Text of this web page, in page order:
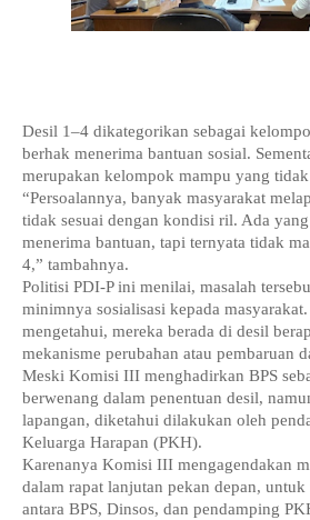
Desil 1–4 dikategorikan sebagai
berhak menerima bantuan sosial.
merupakan kelompok mampu yang tidak
“Persoalannya, banyak masyarakat
tidak sesuai dengan kondisi ril. Ada
menerima bantuan, tapi ternyata tidak
4,” tambahnya.
Politisi PDI-P ini menilai, masalah
minimnya sosialisasi kepada
mengetahui, mereka berada di desil
mekanisme perubahan atau pembaruan
Meski Komisi III menghadirkan BPS
berwenang dalam penentuan desil,
lapangan, diketahui dilakukan oleh
Keluarga Harapan (PKH).
Karenanya Komisi III mengagendakan
dalam rapat lanjutan pekan depan, untuk
antara BPS, Dinsos, dan pendamping